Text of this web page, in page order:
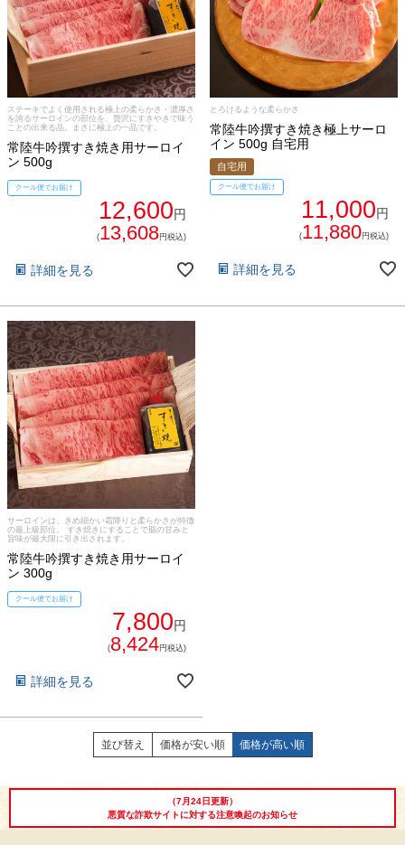
ゴルフコンペ
法人の方へ
よくある質問
焼き方レシピ
ご予算から選ぶ
みそ漬け
レトルトカレー
シャルキュトリー
コーンスープ
手造りタレ
商品券
ギフトカテゴリー一覧
029-254-2441
お問合せフォーム
ステーキでよく使用される極上の柔らかさ・濃厚さ
を誇るサーロインの部位を、贅沢にすきやきで味う
ことの出来る品。まさに極上の一品です。
常陸牛吟撰すき焼き用サーロイ
ン 500g
クール便でお届け
12,600円
(13,608円税込)
詳細を見る
とろけるような柔らかさ
常陸牛吟撰すき焼き極上サーロ
イン 500g 自宅用
自宅用
クール便でお届け
11,000円
(11,880円税込)
詳細を見る
サーロインは、きめ細かい霜降りと柔らかさが特徴
の最上級部位。 すき焼きにすることで脂の甘みと
旨味が最大限に引き出されます。
常陸牛吟撰すき焼き用サーロイ
ン 300g
クール便でお届け
7,800円
(8,424円税込)
詳細を見る
並び替え 価格が安い順 価格が高い順
（7月24日更新）
悪質な詐欺サイトに対する注意喚起のお知らせ